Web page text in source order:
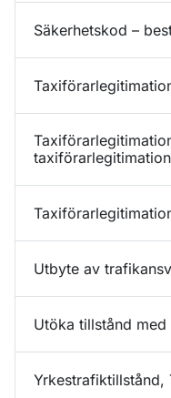
Säkerhetskod –
Utbyte av
Utöka tillstånd
Yrkestrafiktillstånd,